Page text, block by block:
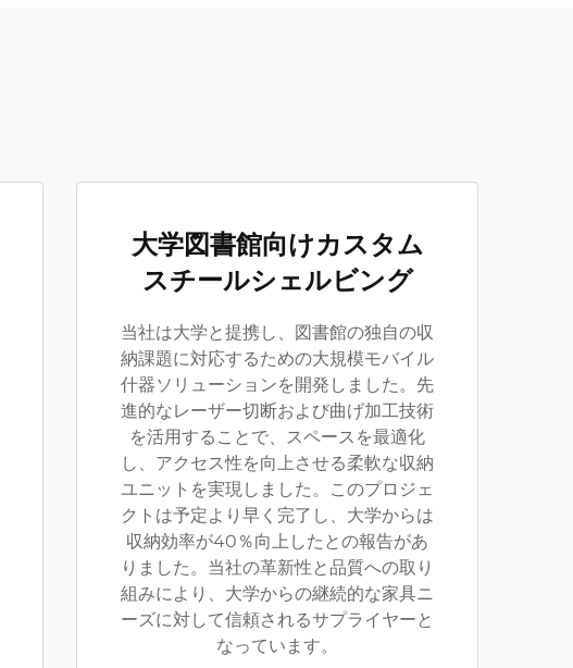
大学図書館向けカスタム
スチールシェルビング
当社は大学と提携し、図書館の独自の収
納課題に対応するための大規模モバイル
什器ソリューションを開発しました。先
進的なレーザー切断および曲げ加工技術
を活用することで、スペースを最適化
し、アクセス性を向上させる柔軟な収納
ユニットを実現しました。このプロジェ
クトは予定より早く完了し、大学からは
収納効率が40％向上したとの報告があ
りました。当社の革新性と品質への取り
組みにより、大学からの継続的な家具ニ
ーズに対して信頼されるサプライヤーと
なっています。